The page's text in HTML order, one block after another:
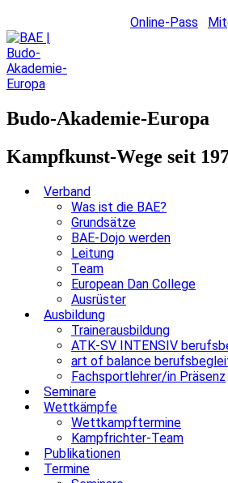
Online-Pass
Budo-Akademie-Europa
Kampfkunst-Wege seit
Verband
Was ist die BAE?
Grundsätze
BAE-Dojo werden
Leitung
Team
European Dan College
Ausrüster
Ausbildung
Trainerausbildung
ATK-SV INTENSIV
art of balance
Fachsportlehrer/in Präsenz
Seminare
Wettkämpfe
Wettkampftermine
Kampfrichter-Team
Publikationen
Termine